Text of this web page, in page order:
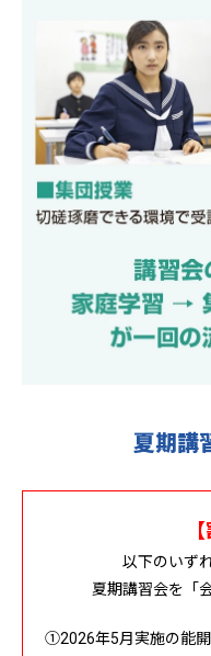
夏期講
以下のいず
夏期講習会を「
①2026年5月実施の能